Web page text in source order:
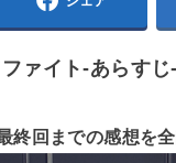
ァイト-あらす
終回までの感想を全